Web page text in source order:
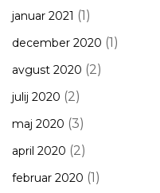
januar 2021 (1)
december 2020 (1)
avgust 2020 (2)
julij 2020 (2)
maj 2020 (3)
april 2020 (2)
februar 2020 (1)